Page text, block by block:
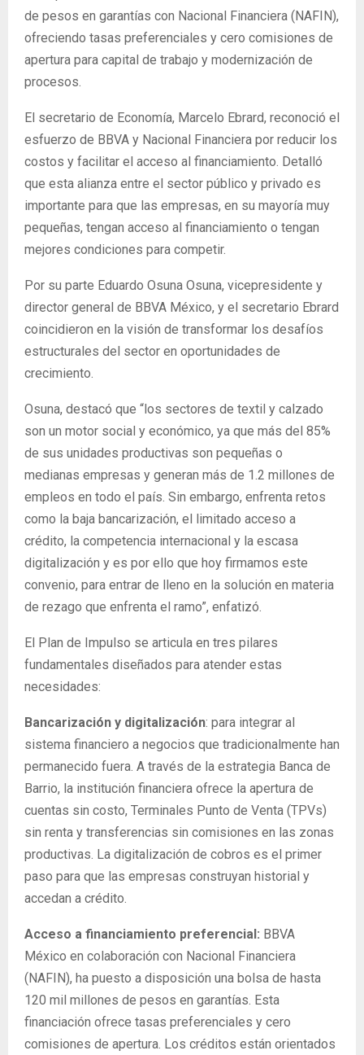
de pesos en garantías con Nacional Financiera (NAFIN),
ofreciendo tasas preferenciales y cero comisiones de
apertura para capital de trabajo y modernización de
procesos.
El secretario de Economía, Marcelo Ebrard, reconoció el
esfuerzo de BBVA y Nacional Financiera por reducir los
costos y facilitar el acceso al financiamiento. Detalló
que esta alianza entre el sector público y privado es
importante para que las empresas, en su mayoría muy
pequeñas, tengan acceso al financiamiento o tengan
mejores condiciones para competir.
Por su parte Eduardo Osuna Osuna, vicepresidente y
director general de BBVA México, y el secretario Ebrard
coincidieron en la visión de transformar los desafíos
estructurales del sector en oportunidades de
crecimiento.
Osuna, destacó que “los sectores de textil y calzado
son un motor social y económico, ya que más del 85%
de sus unidades productivas son pequeñas o
medianas empresas y generan más de 1.2 millones de
empleos en todo el país. Sin embargo, enfrenta retos
como la baja bancarización, el limitado acceso a
crédito, la competencia internacional y la escasa
digitalización y es por ello que hoy firmamos este
convenio, para entrar de lleno en la solución en materia
de rezago que enfrenta el ramo”, enfatizó.
El Plan de Impulso se articula en tres pilares
fundamentales diseñados para atender estas
necesidades:
Bancarización y digitalización: para integrar al
sistema financiero a negocios que tradicionalmente han
permanecido fuera. A través de la estrategia Banca de
Barrio, la institución financiera ofrece la apertura de
cuentas sin costo, Terminales Punto de Venta (TPVs)
sin renta y transferencias sin comisiones en las zonas
productivas. La digitalización de cobros es el primer
paso para que las empresas construyan historial y
accedan a crédito.
Acceso a financiamiento preferencial: BBVA
México en colaboración con Nacional Financiera
(NAFIN), ha puesto a disposición una bolsa de hasta
120 mil millones de pesos en garantías. Esta
financiación ofrece tasas preferenciales y cero
comisiones de apertura. Los créditos están orientados